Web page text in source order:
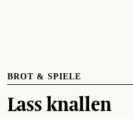
BROT & SPIELE
Lass knallen